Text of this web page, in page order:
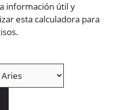
información útil y
esta calculadora para